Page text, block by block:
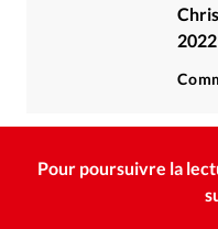
2022
Pour poursuivre la